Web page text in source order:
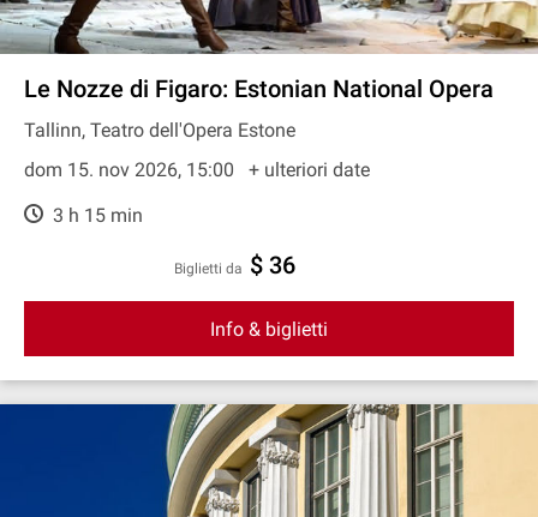
Le Nozze di Figaro: Estonian National Opera
Tallinn, Teatro dell'Opera Estone
dom 15. nov 2026, 15:00
+ ulteriori date
3 h 15 min
Biglietti da $ 36
Info & biglietti